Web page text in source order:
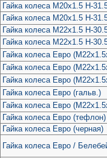
Гайка колеса M20x1.5 H-
Гайка колеса M20x1.5 H-
Гайка колеса M22x1.5 H-
Гайка колеса M22x1.5 H-
Гайка колеса Евро
Гайка колеса Евро
Гайка колеса Евро
Гайка колеса Евро (гальв.)
Гайка колеса Евро
Гайка колеса Евро (тефлон)
Гайка колеса Евро (черная)
Гайка колеса Евро /